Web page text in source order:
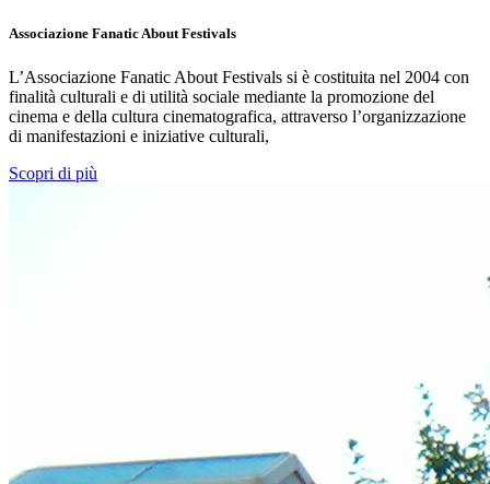
Associazione Fanatic About Festivals
L’Associazione Fanatic About Festivals si è costituita nel 2004 con
finalità culturali e di utilità sociale mediante la promozione del
cinema e della cultura cinematografica, attraverso l’organizzazione
di manifestazioni e iniziative culturali,
Scopri di più